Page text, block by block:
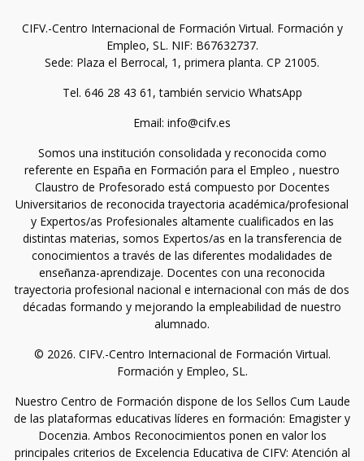
CIFV.-Centro Internacional de Formación Virtual. Formación y
Empleo, SL. NIF: B67632737.
Sede: Plaza el Berrocal, 1, primera planta. CP 21005.
Tel. 646 28 43 61, también servicio WhatsApp
Email: info@cifv.es
Somos una institución consolidada y reconocida como
referente en España en Formación para el Empleo , nuestro
Claustro de Profesorado está compuesto por Docentes
Universitarios de reconocida trayectoria académica/profesional
y Expertos/as Profesionales altamente cualificados en las
distintas materias, somos Expertos/as en la transferencia de
conocimientos a través de las diferentes modalidades de
enseñanza-aprendizaje. Docentes con una reconocida
trayectoria profesional nacional e internacional con más de dos
décadas formando y mejorando la empleabilidad de nuestro
alumnado.
© 2026. CIFV.-Centro Internacional de Formación Virtual.
Formación y Empleo, SL.
Nuestro Centro de Formación dispone de los Sellos Cum Laude
de las plataformas educativas líderes en formación: Emagister y
Docenzia. Ambos Reconocimientos ponen en valor los
principales criterios de Excelencia Educativa de CIFV: Atención al